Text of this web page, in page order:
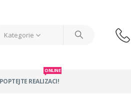
Kategorie
POPTEJTE REALIZACI!
ONLINE